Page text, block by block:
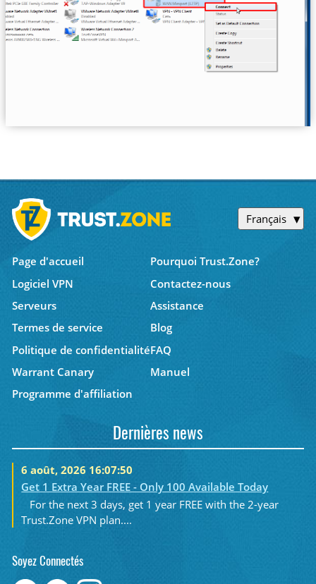
Français
Page d'accueil
Pourquoi Trust.Zone?
Logiciel VPN
Contactez-nous
Serveurs
Assistance
Termes de service
Blog
Politique de confidentialitéFAQ
Warrant Canary
Manuel
Programme d'affiliation
Dernières news
6 août, 2026 16:07:50
Get 1 Extra Year FREE - Only 100 Available Today
For the next 3 days, get 1 year FREE with the 2-year
Trust.Zone VPN plan....
Soyez Connectés